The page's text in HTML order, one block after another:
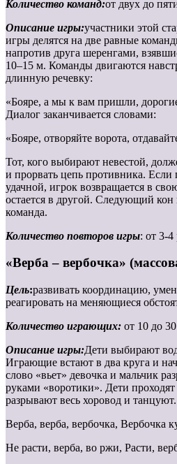
Количество команд:от двух до
Описание игры:участники этой
игры делятся на две равные
напротив друга шеренгами,
10–15 м. Команды двигаются
длинную речевку:
«Бояре, а мы к вам пришли,
Диалог заканчивается словами:
«Бояре, отворяйте ворота,
Тот, кого выбирают невестой,
и прорвать цепь противника. Если
удачной, игрок возвращается в
остается в другой. Следующий кон
команда.
Количество повторов игры: от 3-4
«Верба – вербочка»
Цель:развивать координацию,
реагировать на меняющиеся
Количество играющих: от 10 до
Описание игры:Дети выбирают
Играющие встают в два круга и
слово «вьет» девочка и мальчик
руками «воротики». Дети
разрывают весь хоровод и танцуют.
Верба, верба, вербочка, Вербочка
Не расти, верба, во ржи, Расти,